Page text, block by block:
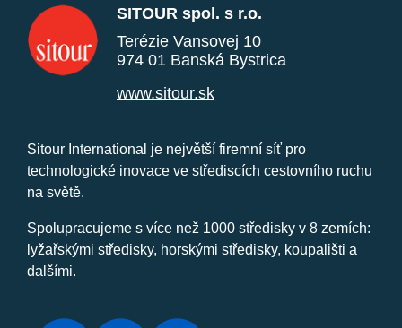
SITOUR spol. s r.o.
Terézie Vansovej 10
974 01 Banská Bystrica
www.sitour.sk
Sitour International je největší firemní síť pro
technologické inovace ve střediscích cestovního ruchu
na světě.
Spolupracujeme s více než 1000 středisky v 8 zemích:
lyžařskými středisky, horskými středisky, koupališti a
dalšími.